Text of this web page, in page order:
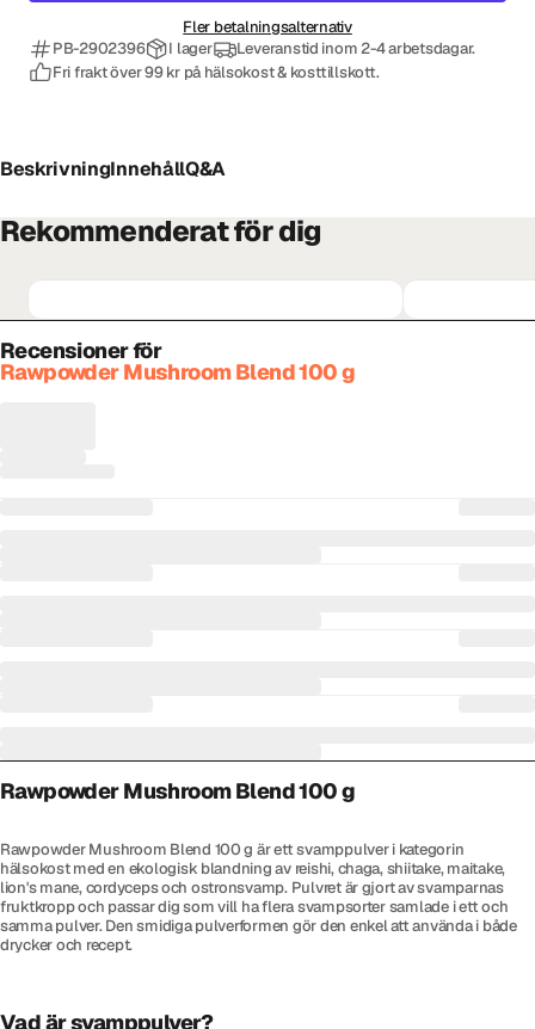
Fler betalningsalternativ
PB-2902396
I lager
Leveranstid inom 2-4 arbetsdagar.
Fri frakt över 99 kr på hälsokost & kosttillskott.
BeskrivningInnehållQ&A
Rekommenderat för dig
Recensioner för
Rawpowder Mushroom Blend 100 g
Rawpowder Mushroom Blend 100 g
Rawpowder Mushroom Blend 100 g är ett svamppulver i kategorin
hälsokost med en ekologisk blandning av reishi, chaga, shiitake, maitake,
lion's mane, cordyceps och ostronsvamp. Pulvret är gjort av svamparnas
fruktkropp och passar dig som vill ha flera svampsorter samlade i ett och
samma pulver. Den smidiga pulverformen gör den enkel att använda i både
drycker och recept.
Vad är svamppulver?